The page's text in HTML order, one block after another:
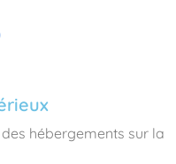
hébergements sur la